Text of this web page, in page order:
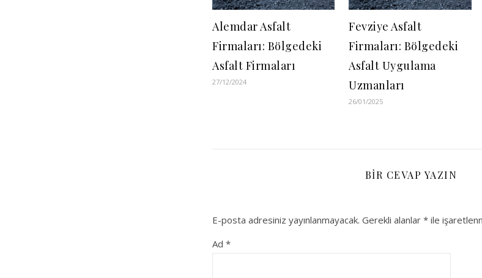
Alemdar Asfalt
Firmaları: Bölgedeki
Asfalt Firmaları
27/12/2024
Fevziye Asfalt
Firmaları: Bölgedeki
Asfalt Uygulama
Uzmanları
26/01/2025
BIR CEVAP YAZIN
E-posta adresiniz yayınlanmayacak. Gerekli alanlar * ile
Ad *